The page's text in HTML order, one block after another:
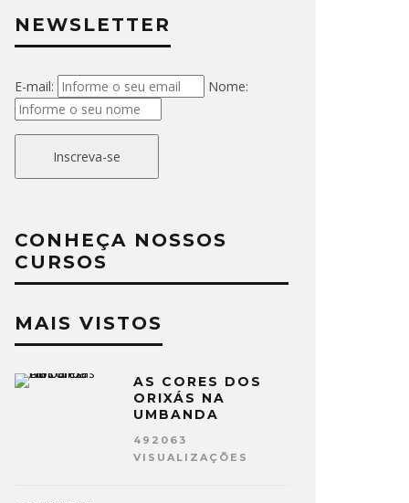
NEWSLETTER
E-mail: Nome:
Inscreva-se
CONHEÇA NOSSOS
CURSOS
MAIS VISTOS
AS CORES DOS
ORIXÁS NA
UMBANDA
492063
VISUALIZAÇÕES